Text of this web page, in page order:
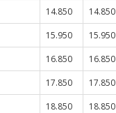
14.850
14.850
15.950
15.950
16.850
16.850
17.850
17.850
18.850
18.850